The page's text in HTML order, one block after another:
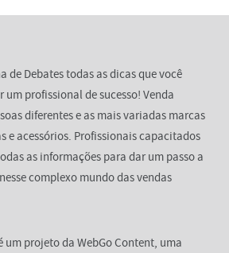
de Debates todas as dicas que você
um profissional de sucesso! Venda
diferentes e as mais variadas marcas
e acessórios. Profissionais capacitados
as informações para dar um passo a
complexo mundo das vendas
um projeto da WebGo Content, uma